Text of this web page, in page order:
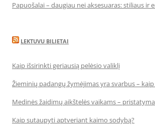
Papuošalai – daugiau nei aksesuaras: stiliaus ir
LEKTUVU BILIETAI
Kaip išsirinkti geriausią pelėsio valiklį
Žieminių padangų žymėjimas yra svarbus –
Medinės žaidimų aikštelės vaikams –
Kaip sutaupyti aptveriant kaimo sodybą?